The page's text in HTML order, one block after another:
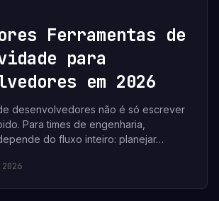
Ferramentas de
para
em 2026
desenvolvedores não é só escrever
Para times de engenharia,
do fluxo inteiro: planejar…